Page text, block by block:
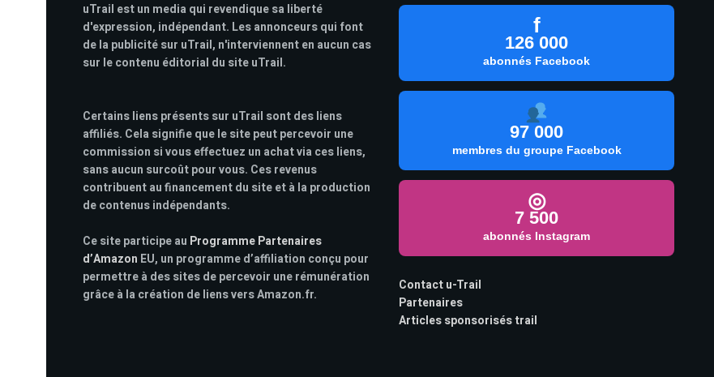
uTrail est un media qui revendique sa liberté
d'expression, indépendant. Les annonceurs qui font
de la publicité sur uTrail, n'interviennent en aucun cas
sur le contenu éditorial du site uTrail.
Certains liens présents sur uTrail sont des liens
affiliés. Cela signifie que le site peut percevoir une
commission si vous effectuez un achat via ces liens,
sans aucun surcoût pour vous. Ces revenus
contribuent au financement du site et à la production
de contenus indépendants.
Ce site participe au Programme Partenaires
d’Amazon EU, un programme d’affiliation conçu pour
permettre à des sites de percevoir une rémunération
grâce à la création de liens vers Amazon.fr.
f
126 000
abonnés Facebook
97 000
membres du groupe Facebook
◎
7 500
abonnés Instagram
Contact u-Trail
Partenaires
Articles sponsorisés trail